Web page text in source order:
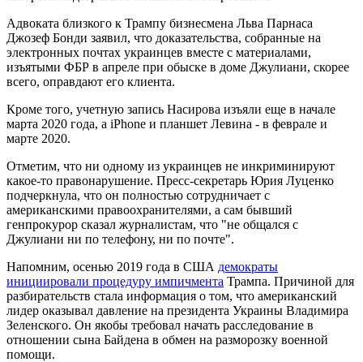
Адвоката близкого к Трампу бизнесмена Льва Парнаса
Джозеф Бонди заявил, что доказательства, собранные на
электронных почтах украинцев вместе с материалами,
изъятыми ФБР в апреле при обыске в доме Джулиани, скорее
всего, оправдают его клиента.
Кроме того, учетную запись Насирова изъяли еще в начале
марта 2020 года, а iPhone и планшет Левина - в феврале и
марте 2020.
Отметим, что ни одному из украинцев не инкриминируют
какое-то правонарушение. Пресс-секретарь Юрия Луценко
подчеркнула, что он полностью сотрудничает с
американскими правоохранителями, а сам бывший
генпрокурор сказал журналистам, что "не общался с
Джулиани ни по телефону, ни по почте".
Напомним, осенью 2019 года в США демократы
инициировали процедуру импичмента Трампа. Причиной для
разбирательств стала информация о том, что американский
лидер оказывал давление на президента Украины Владимира
Зеленского. Он якобы требовал начать расследование в
отношении сына Байдена в обмен на разморозку военной
помощи.